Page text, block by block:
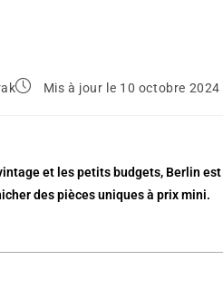
Mis à jour le 10 octobre 2024
et les petits budgets, Berlin
des pièces uniques à prix mini.